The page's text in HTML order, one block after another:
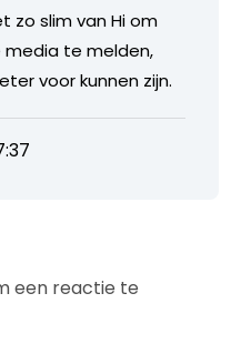
zo slim van Hi om
media te melden,
voor kunnen zijn.
een reactie te